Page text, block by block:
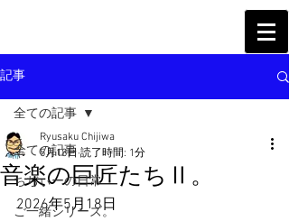
記事
全ての記事
ちぢぃーの日常
ご一緒シリーズ。
全ての記事
音楽の巨匠たちⅡ。
Ryusaku Chijiwa
5月18日 読了時間: 1分
2026年5月18日